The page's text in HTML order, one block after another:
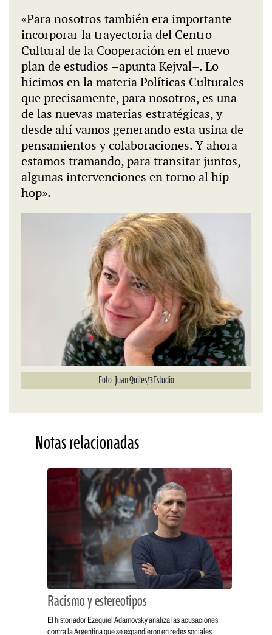
«Para nosotros también era importante
incorporar la trayectoria del Centro
Cultural de la Cooperación en el nuevo
plan de estudios –apunta Kejval–. Lo
hicimos en la materia Políticas Culturales
que precisamente, para nosotros, es una
de las nuevas materias estratégicas, y
desde ahí vamos generando esta usina de
pensamientos y colaboraciones. Y ahora
estamos tramando, para transitar juntos,
algunas intervenciones en torno al hip
hop».
Foto: Juan Quiles/3Estudio
Notas relacionadas
Racismo y estereotipos
El historiador Ezequiel Adamovsky analiza las acusaciones
contra la Argentina que se expandieron en redes sociales